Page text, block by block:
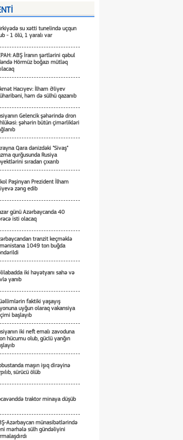
su xətti tunelində uçqun
- 1 ölü, 1 yaralı var
ABŞ İranın şərtlərini qəbul
Hörmüz boğazı mütləq
Hacıyev: İlham Əliyev
həm də sülhü qazanıb
Gelencik şəhərində dron
şəhərin bütün çimərlikləri
Qara dənizdəki "Sivaş"
qurğusunda Rusiya
sıradan çıxarıb
Paşinyan Prezident İlham
zəng edib
günü Azərbaycanda 40
isti olacaq
tranzit keçməklə
1049 ton buğda
iki həyətyanı sahə və
yanıb
faktiki yaşayış
uyğun olaraq vakansiya
başlayıb
iki neft emalı zavoduna
hücumu olub, güclü yanğın
maşın işıq dirəyinə
sürücü ölüb
traktor minaya düşüb
Azərbaycan münasibətlərində
mərhələ sülh gündəliyini